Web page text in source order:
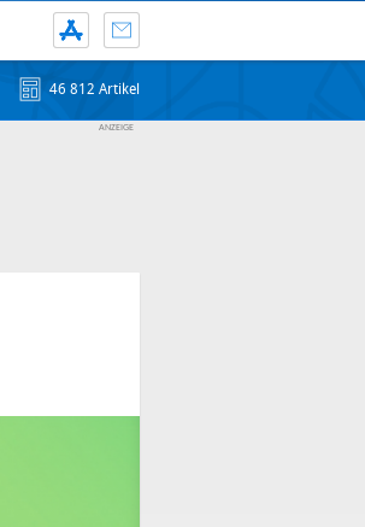
46 812 Artikel